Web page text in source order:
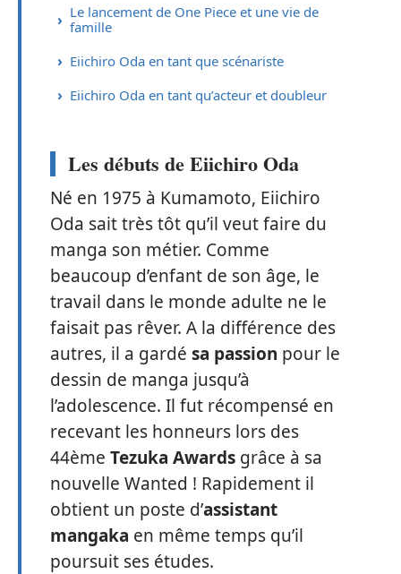
Le lancement de One Piece et une vie de
famille
Eiichiro Oda en tant que scénariste
Eiichiro Oda en tant qu’acteur et doubleur
Les débuts de Eiichiro Oda
Né en 1975 à Kumamoto, Eiichiro
Oda sait très tôt qu’il veut faire du
manga son métier. Comme
beaucoup d’enfant de son âge, le
travail dans le monde adulte ne le
faisait pas rêver. A la différence des
autres, il a gardé sa passion pour le
dessin de manga jusqu’à
l’adolescence. Il fut récompensé en
recevant les honneurs lors des
44ème Tezuka Awards grâce à sa
nouvelle Wanted ! Rapidement il
obtient un poste d’assistant
mangaka en même temps qu’il
poursuit ses études.